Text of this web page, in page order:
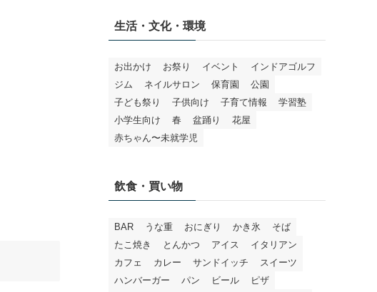
生活・文化・環境
お出かけ お祭り イベント
インドアゴルフ
ジム
ネイルサロン 保育園
公園
子ども祭り
子供向け 子育て情報
学習塾
小学生向け
春 盆踊り
花屋
赤ちゃん〜未就学児
飲食・買い物
BAR うな重 おにぎり かき氷
そば
たこ焼き
とんかつ アイス
イタリアン
カフェ
カレー サンドイッチ
スイーツ
ハンバーガー
パン ビール
ピザ